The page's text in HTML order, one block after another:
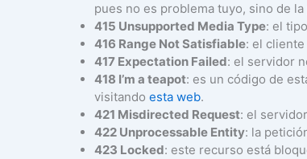
pues no es problema tuyo, sino de
415 Unsupported Media Type: el
416 Range Not Satisfiable: el
417 Expectation Failed: el servidor
418 I’m a teapot: es un código de
visitando esta web.
421 Misdirected Request: el
422 Unprocessable Entity: la
423 Locked: este recurso está